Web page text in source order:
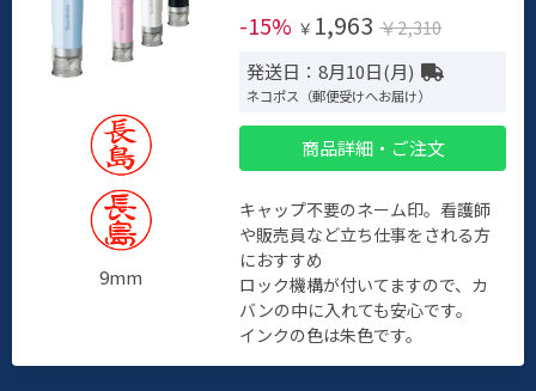
9mm
-15% ￥ 1,963 ￥2,310
発送日：8月10日(月)
ネコポス（郵便受けへお届け）
商品詳細・ご注文
キャップ不要のネーム印。看護師
や販売員など立ち仕事をされる方
におすすめ
ロック機構が付いてますので、カ
バンの中に入れても安心です。
インクの色は朱色です。